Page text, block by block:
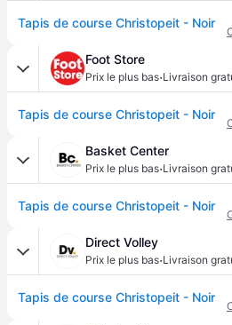
Tapis de course Christopeit - Noir
Foot Store
Prix le plus bas·Livraison
Tapis de course Christopeit - Noir
Basket Center
Prix le plus bas·Livraison
Tapis de course Christopeit - Noir
Direct Volley
Prix le plus bas·Livraison
Tapis de course Christopeit - Noir